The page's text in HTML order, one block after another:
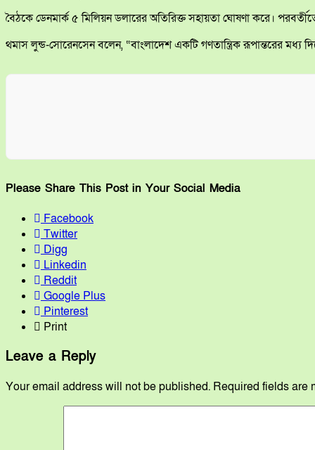
বৈঠকে ডেনমার্ক ৫ মিলিয়ন ডলারের অতিরিক্ত সহায়তা ঘোষণা করে।
থমাস লুন্ড-সোরেনসেন বলেন, “বাংলাদেশ একটি গণতান্ত্রিক রূপান্তরের
Please Share This Post in Your Social Media
Facebook
Twitter
Digg
Linkedin
Reddit
Google Plus
Pinterest
Print
Leave a Reply
Your email address will not be published. Required fields are